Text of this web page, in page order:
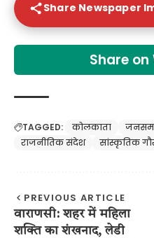
Share Newspaper
Share
TAGGED: कोलकाता
राजनीतिक संदेश
सांस्कृतिक
PREVIOUS ARTICLE
वाराणसी: शहर में महिला
शक्ति का शंखनाद, लेडी